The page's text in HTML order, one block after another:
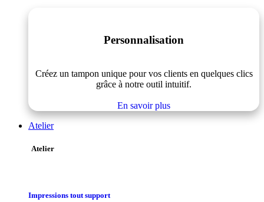
Personnalisation
Créez un tampon unique pour vos clients en quelques clics
grâce à notre outil intuitif.
En savoir plus
Atelier
Atelier
Impressions tout support